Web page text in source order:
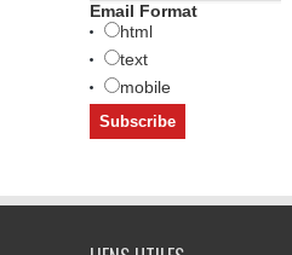
Email Format
html
text
mobile